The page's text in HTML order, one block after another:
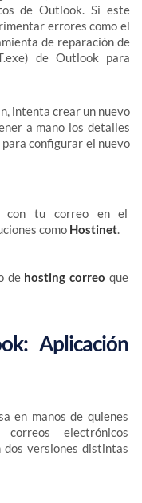
de Outlook. Si este
errores como el
de reparación de
de Outlook para
intenta crear un nuevo
a mano los detalles
configurar el nuevo
con tu correo en el
como Hostinet.
de hosting correo que
Aplicación
en manos de quienes
electrónicos
dos versiones distintas